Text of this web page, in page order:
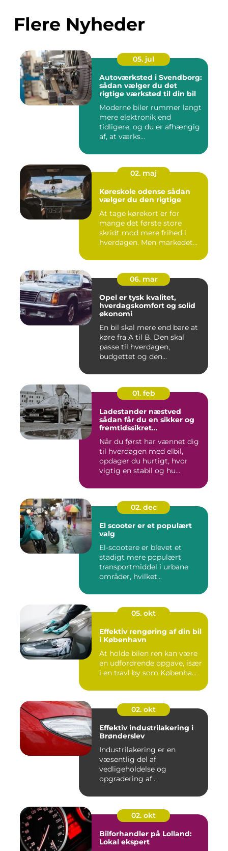
Flere Nyheder
05. jul
Autoværksted i Svendborg:
sådan vælger du det
rigtige værksted til din bil
Moderne biler rummer langt
mere elektronik end
tidligere, og du er afhængig
af, at værks...
02. maj
Køreskole odense sådan
vælger du den rigtige
At tage kørekort er for
mange det første store
skridt mod mere frihed i
hverdagen. Men markedet
06. mar
Opel er tysk kvalitet,
hverdagskomfort og solid
økonomi
En bil skal mere end bare at
køre fra A til B. Den skal
passe til hverdagen,
budgettet og den...
01. feb
Ladestander næstved
sådan får du en sikker og
fremtidssikret
Når du først har vænnet dig
til hverdagen med elbil,
opdager du hurtigt, hvor
vigtig en stabil og hu...
02. dec
El scooter er et populært
valg
El-scootere er blevet et
stadigt mere populært
transportmiddel i urbane
områder, hvilket...
05. okt
Effektiv rengøring af din bil
i København
At holde bilen ren kan være
en udfordrende opgave, især
i en travl by som Københa...
02. okt
Effektiv industrilakering i
Brønderslev
Industrilakering er en
væsentlig del af
vedligeholdelse og
opgradering af
02. okt
Bilforhandler på Lolland:
Lokal ekspert